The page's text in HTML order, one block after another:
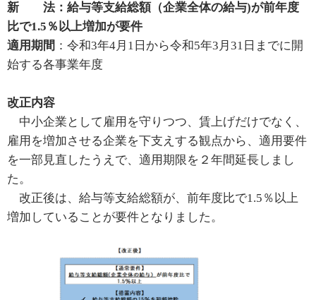
新 法：給与等支給総額（企業全体の給与)が前年度
比で1.5％以上増加が要件
適用期間 ：令和3年4月1日から令和5年3月31日までに開
始する各事業年度
改正内容
中小企業として雇用を守りつつ、賃上げだけでなく、
雇用を増加させる企業を下支えする観点から、適用要件
を一部見直したうえで、適用期限を２年間延長しまし
た。
改正後は、給与等支給総額が、前年度比で1.5％以上
増加していることが要件となりました。